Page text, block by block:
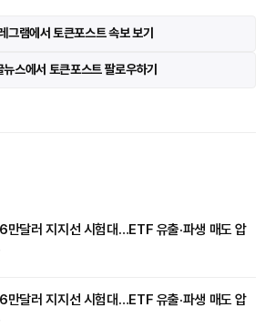
그램에서 토큰포스트 속보 보기
뉴스에서 토큰포스트 팔로우하기
만달러 지지선 시험대…ETF 유출·파생 매도 압
만달러 지지선 시험대…ETF 유출·파생 매도 압